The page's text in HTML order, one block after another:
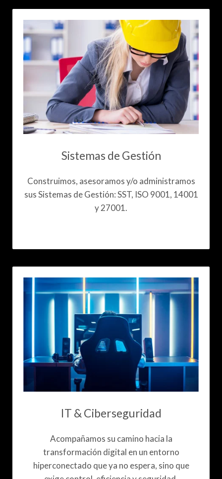
Sistemas de Gestión
Construimos, asesoramos y/o administramos
sus Sistemas de Gestión: SST, ISO 9001, 14001
y 27001.
IT & Ciberseguridad
Acompañamos su camino hacia la
transformación digital en un entorno
hiperconectado que ya no espera, sino que